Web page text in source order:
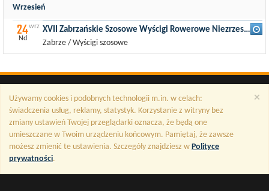
Wrzesień
24wrz
Nd
XVII Zabrzańskie Szosowe Wyścigi Rowerowe Niezrzeszonych
Zabrze / Wyścigi szosowe
×
Używamy cookies i podobnych technologii m.in. w celach:
świadczenia usług, reklamy, statystyk. Korzystanie z witryny bez
zmiany ustawień Twojej przeglądarki oznacza, że będą one
umieszczane w Twoim urządzeniu końcowym. Pamiętaj, że zawsze
możesz zmienić te ustawienia. Szczegóły znajdziesz w Polityce
prywatności.